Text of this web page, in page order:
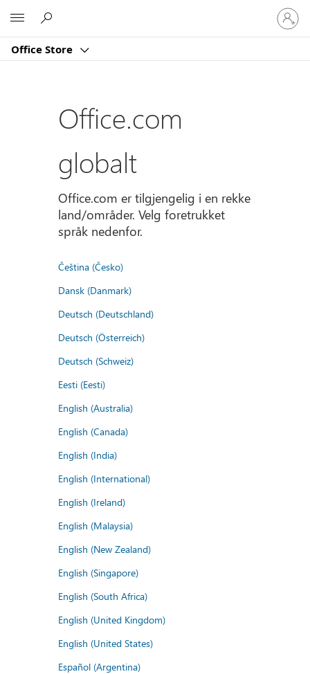
Office Store
Logg
på
kontoen
Office.com
globalt
Office.com er tilgjengelig i en rekke
land/områder. Velg foretrukket
språk nedenfor.
Čeština (Česko)
Dansk (Danmark)
Deutsch (Deutschland)
Deutsch (Österreich)
Deutsch (Schweiz)
Eesti (Eesti)
English (Australia)
English (Canada)
English (India)
English (International)
English (Ireland)
English (Malaysia)
English (New Zealand)
English (Singapore)
English (South Africa)
English (United Kingdom)
English (United States)
Español (Argentina)